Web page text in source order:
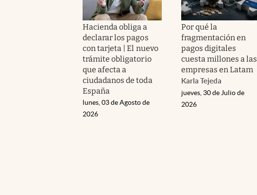
Hacienda obliga a
declarar los pagos
con tarjeta | El nuevo
trámite obligatorio
que afecta a
ciudadanos de toda
España
lunes, 03 de Agosto de
2026
Por qué la
fragmentación en
pagos digitales
cuesta millones a las
empresas en Latam
Karla Tejeda
jueves, 30 de Julio de
2026